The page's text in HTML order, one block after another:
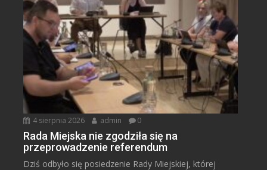
4 sierpnia 2026 admin 0
Rada Miejska nie zgodziła się na
przeprowadzenie referendum
Dziś odbyło się posiedzenie Rady Miejskiej, której